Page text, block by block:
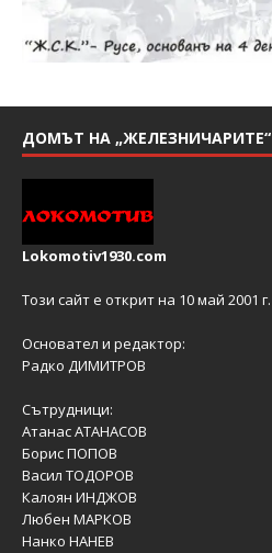
ДОМЪТ НА „ЖЕЛЕЗНИЧАРИТЕ“
Lokomotiv1930.com
Този сайт е открит на 10 май 2001 г.
Основател и редактор:
Радко ДИМИТРОВ
Сътрудници:
Атанас АТАНАСОВ
Борис ПОПОВ
Васил ТОДОРОВ
Калоян ИНДЖОВ
Любен МАРКОВ
Нанко НАНЕВ